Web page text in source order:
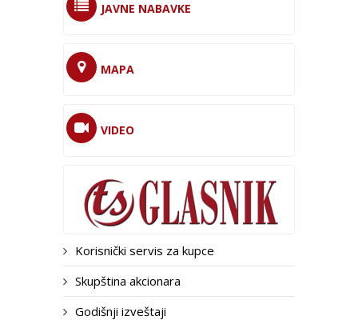
JAVNE NABAVKE
MAPA
VIDEO
Korisnički servis za kupce
Skupština akcionara
Godišnji izveštaji